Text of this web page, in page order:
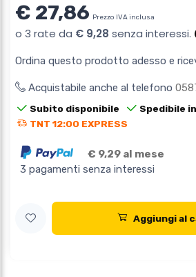
€ 27,86 Prezzo IVA inclusa
Ordina questo prodotto adesso e
Acquistabile anche al telefono
Subito disponibile
Spedibile
TNT 12:00 EXPRESS
€ 9,29 al mese
3 pagamenti senza interessi
Aggiungi al